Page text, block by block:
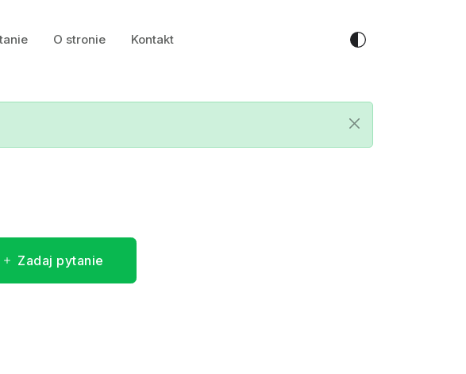
O stronie Kontakt
Zadaj pytanie